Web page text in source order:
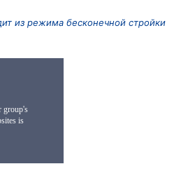
из режима бесконечной стройки